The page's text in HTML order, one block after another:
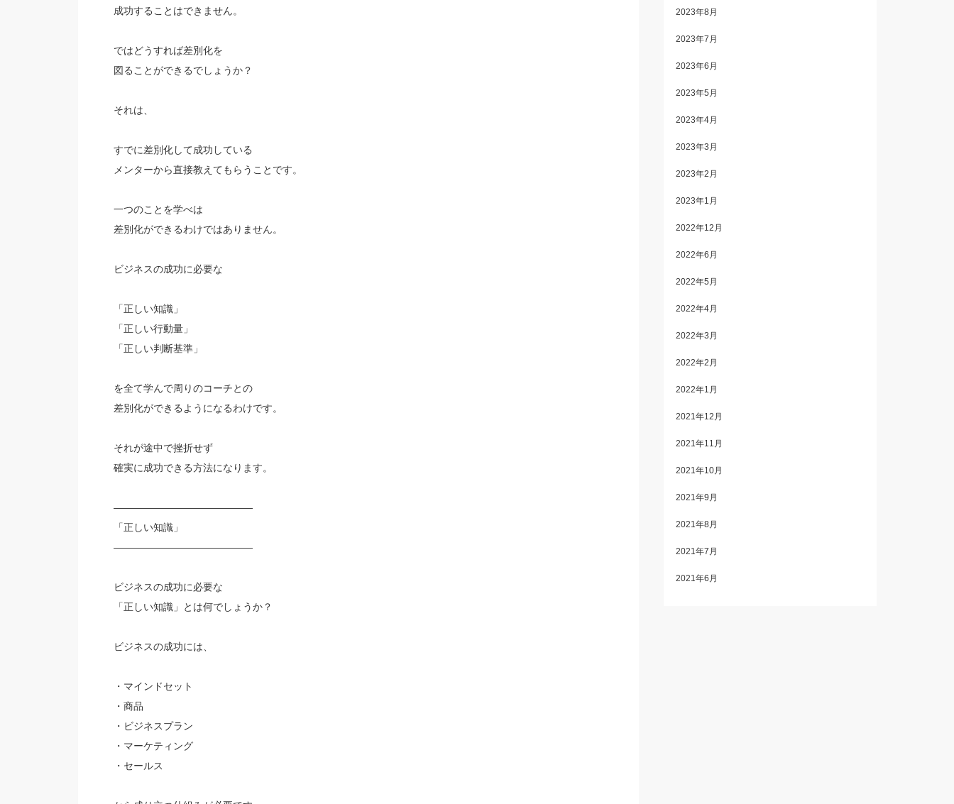
成功することはできません。
ではどうすれば差別化を
図ることができるでしょうか？
それは、
すでに差別化して成功している
メンターから直接教えてもらうことです。
一つのことを学べは
差別化ができるわけではありません。
ビジネスの成功に必要な
「正しい知識」
「正しい行動量」
「正しい判断基準」
を全て学んで周りのコーチとの
差別化ができるようになるわけです。
それが途中で挫折せず
確実に成功できる方法になります。
——————————————
「正しい知識」
——————————————
ビジネスの成功に必要な
「正しい知識」とは何でしょうか？
ビジネスの成功には、
・マインドセット
・商品
・ビジネスプラン
・マーケティング
・セールス
2023年8月
2023年7月
2023年6月
2023年5月
2023年4月
2023年3月
2023年2月
2023年1月
2022年12月
2022年6月
2022年5月
2022年4月
2022年3月
2022年2月
2022年1月
2021年12月
2021年11月
2021年10月
2021年9月
2021年8月
2021年7月
2021年6月